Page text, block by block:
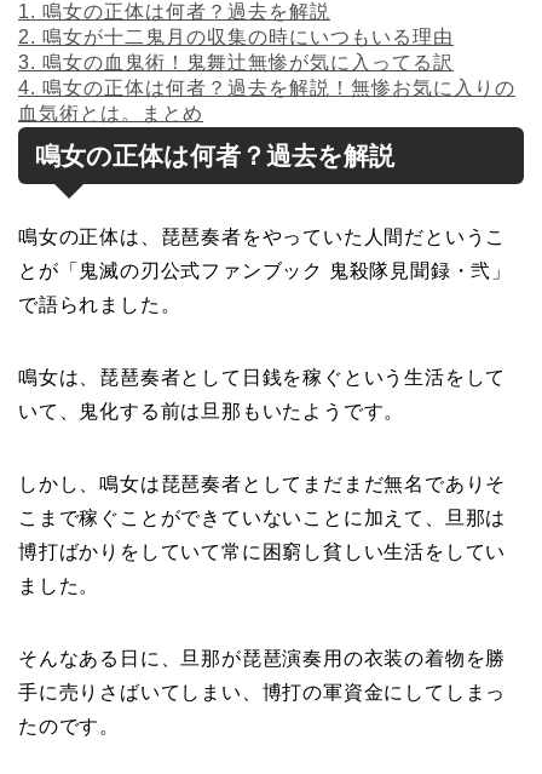
1. 鳴女の正体は何者？過去を解説
2. 鳴女が十二鬼月の収集の時にいつもいる理由
3. 鳴女の血鬼術！鬼舞辻無惨が気に入ってる訳
4. 鳴女の正体は何者？過去を解説！無惨お気に入りの
血気術とは。まとめ
鳴女の正体は何者？過去を解説
鳴女の正体は、琵琶奏者をやっていた人間だというこ
とが「鬼滅の刃公式ファンブック 鬼殺隊見聞録・弐」
で語られました。
鳴女は、琵琶奏者として日銭を稼ぐという生活をして
いて、鬼化する前は旦那もいたようです。
しかし、鳴女は琵琶奏者としてまだまだ無名でありそ
こまで稼ぐことができていないことに加えて、旦那は
博打ばかりをしていて常に困窮し貧しい生活をしてい
ました。
そんなある日に、旦那が琵琶演奏用の衣装の着物を勝
手に売りさばいてしまい、博打の軍資金にしてしまっ
たのです。